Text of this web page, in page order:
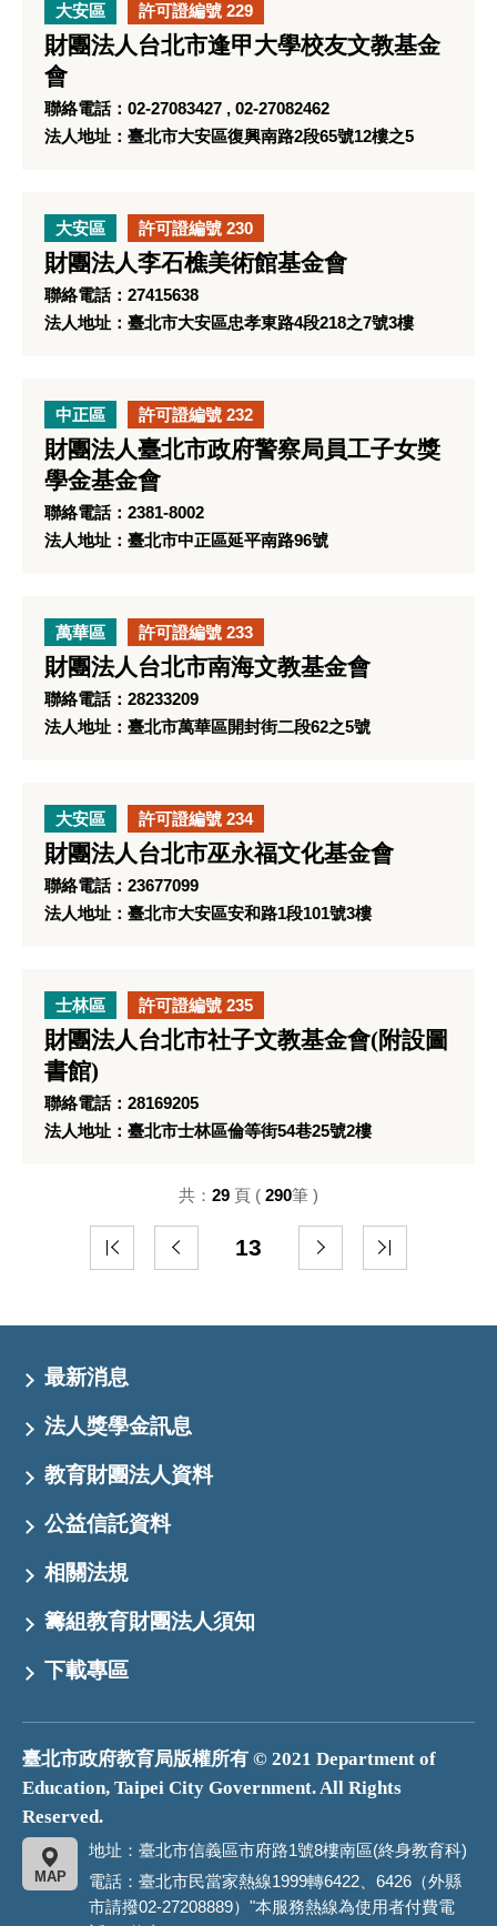
大安區 許可證編號 229
財團法人台北市逢甲大學校友文教基金
會
聯絡電話：02-27083427 , 02-27082462
法人地址：臺北市大安區復興南路2段65號12樓之5
大安區 許可證編號 230
財團法人李石樵美術館基金會
聯絡電話：27415638
法人地址：臺北市大安區忠孝東路4段218之7號3樓
中正區 許可證編號 232
財團法人臺北市政府警察局員工子女獎
學金基金會
聯絡電話：2381-8002
法人地址：臺北市中正區延平南路96號
萬華區 許可證編號 233
財團法人台北市南海文教基金會
聯絡電話：28233209
法人地址：臺北市萬華區開封街二段62之5號
大安區 許可證編號 234
財團法人台北市巫永福文化基金會
聯絡電話：23677099
法人地址：臺北市大安區安和路1段101號3樓
士林區 許可證編號 235
財團法人台北市社子文教基金會(附設圖
書館)
聯絡電話：28169205
法人地址：臺北市士林區倫等街54巷25號2樓
13
共： 29 頁 ( 290筆 )
最新消息
法人獎學金訊息
教育財團法人資料
公益信託資料
相關法規
籌組教育財團法人須知
下載專區
臺北市政府教育局版權所有 © 2021 Department of
Education, Taipei City Government. All Rights
Reserved.
地址：臺北市信義區市府路1號8樓南區(終身教育科)
MAP
電話：臺北市民當家熱線1999轉6422、6426（外縣
市請撥02-27208889）"本服務熱線為使用者付費電